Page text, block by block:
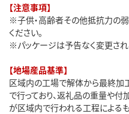
【注意事項】
※子供・高齢者その他抵抗力の
ください。
※パッケージは予告なく変更され
【地場産品基準】
区域内の工場で解体から最終加
で行っており、返礼品の重量や
が区域内で行われる工程による